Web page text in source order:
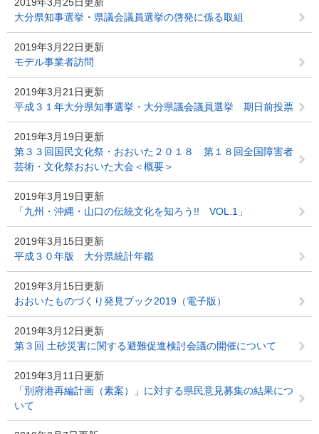
2019年3月25日更新
大分県知事選挙・県議会議員選挙の啓発に係る取組
2019年3月22日更新
モデル事業者訪問
2019年3月21日更新
平成３１年大分県知事選挙・大分県議会議員選挙 期日前投票
2019年3月19日更新
第３３回国民文化祭・おおいた２０１８ 第１８回全国障害者
芸術・文化祭おおいた大会＜概要＞
2019年3月19日更新
「九州・沖縄・山口の伝統文化を知ろう!! VOL.1」
2019年3月15日更新
平成３０年版 大分県統計年鑑
2019年3月15日更新
おおいたものづくり発見ブック2019（電子版）
2019年3月12日更新
第３回 土砂災害に関する避難促進検討会議の開催について
2019年3月11日更新
「別府港再編計画（素案）」に対する県民意見募集の結果につ
いて